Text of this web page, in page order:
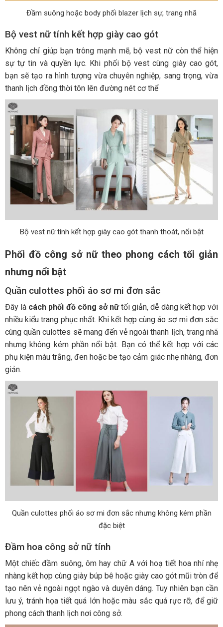
Đầm suông hoặc body phối blazer lịch sự, trang nhã
Bộ vest nữ tính kết hợp giày cao gót
Không chỉ giúp bạn trông mạnh mẽ, bộ vest nữ còn thể hiện
sự tự tin và quyền lực. Khi phối bộ vest cùng giày cao gót,
bạn sẽ tạo ra hình tượng vừa chuyên nghiệp, sang trọng, vừa
thanh lịch đồng thời tôn lên đường nét cơ thể
Bộ vest nữ tính kết hợp giày cao gót thanh thoát, nổi bật
Phối đồ công sở nữ theo phong cách tối giản
nhưng nổi bật
Quần culottes phối áo sơ mi đơn sắc
Đây là cách phối đồ công sở nữtối giản, dễ dàng kết hợp với
nhiều kiểu trang phục nhất. Khi kết hợp cùng áo sơ mi đơn sắc
cùng quần culottes sẽ mang đến vẻ ngoài thanh lịch, trang nhã
nhưng không kém phần nổi bật. Bạn có thể kết hợp với các
phụ kiện màu trắng, đen hoặc be tạo cảm giác nhẹ nhàng, đơn
giản.
Quần culottes phối áo sơ mi đơn sắc nhưng không kém phần
đặc biệt
Đầm hoa công sở nữ tính
Một chiếc đầm suông, ôm hay chữ A với hoạ tiết hoa nhí nhẹ
nhàng kết hợp cùng giày búp bê hoặc giày cao gót mũi tròn để
tạo nên vẻ ngoài ngọt ngào và duyên dáng. Tuy nhiên bạn cần
lưu ý, tránh họa tiết quá lớn hoặc màu sắc quá rực rỡ, để giữ
phong cách thanh lịch nơi công sở.